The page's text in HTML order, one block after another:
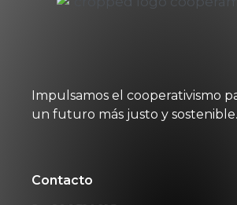
Impulsamos el cooperativismo
un futuro más justo y sostenible.
Contacto